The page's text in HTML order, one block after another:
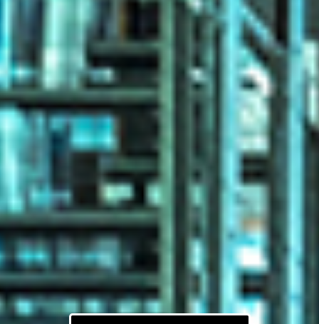
会員サロン